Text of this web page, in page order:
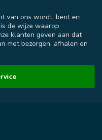
van ons wordt, bent en
de wijze waarop
klanten geven aan dat
met bezorgen, afhalen en